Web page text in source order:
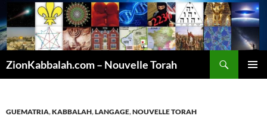
ZionKabbalah.com – Nouvelle Torah
GUEMATRIA,KABBALAH,LANGAGE,NOUVELLE TORAH